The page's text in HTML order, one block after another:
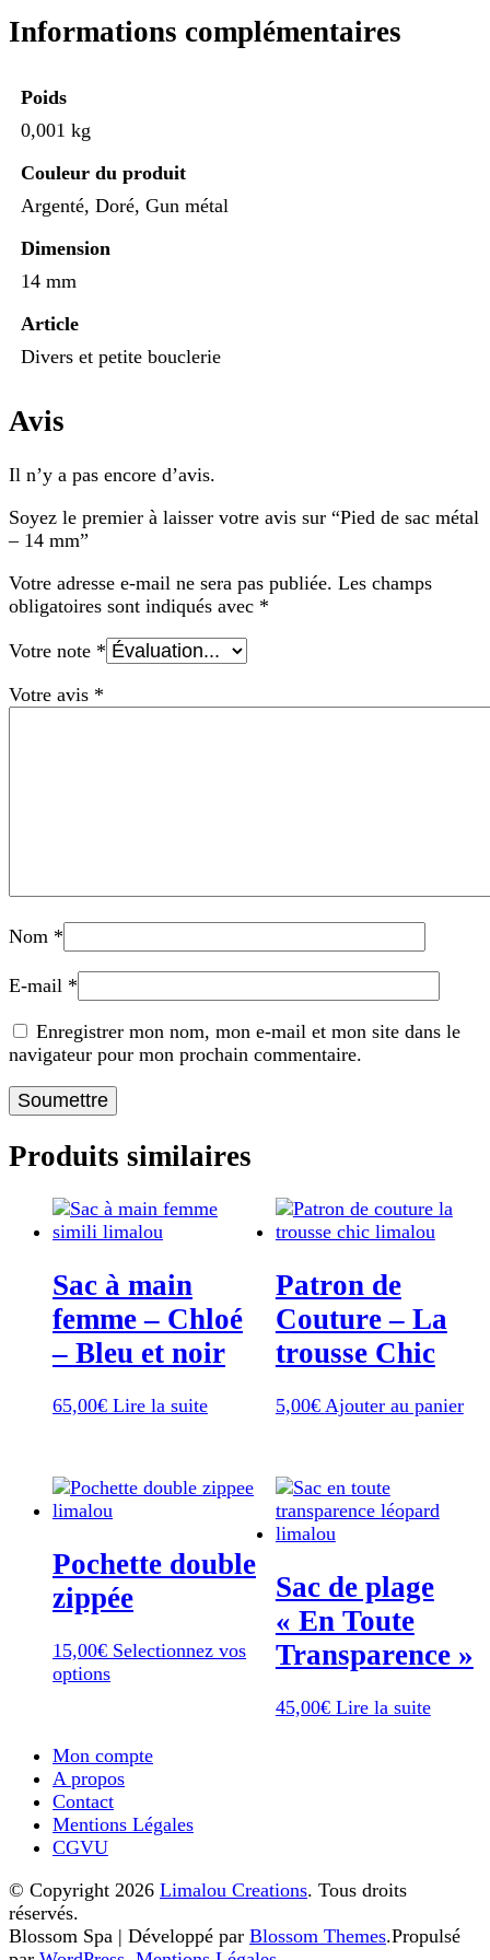
Informations complémentaires
Poids
0,001 kg
Couleur du produit
Argenté, Doré, Gun métal
Dimension
14 mm
Article
Divers et petite bouclerie
Avis
Il n’y a pas encore d’avis.
Soyez le premier à laisser votre avis sur “Pied de sac métal
– 14 mm”
Votre adresse e-mail ne sera pas publiée. Les champs
obligatoires sont indiqués avec *
Votre note *
Votre avis *
Nom *
E-mail *
Enregistrer mon nom, mon e-mail et mon site dans le
navigateur pour mon prochain commentaire.
Produits similaires
Sac à main
femme – Chloé
– Bleu et noir
65,00€ Lire la suite
Patron de
Couture – La
trousse Chic
5,00€ Ajouter au panier
Pochette double
zippée
15,00€ Selectionnez vos
optionsCe
variations.
Les
options
peuvent
choisies
sur
la
page
Sac de plage
« En Toute
Transparence »
45,00€ Lire la suite
Mon compte
A propos
Contact
Mentions Légales
CGVU
© Copyright 2026 Limalou Creations. Tous droits
réservés.
Blossom Spa | Développé par Blossom Themes.Propulsé